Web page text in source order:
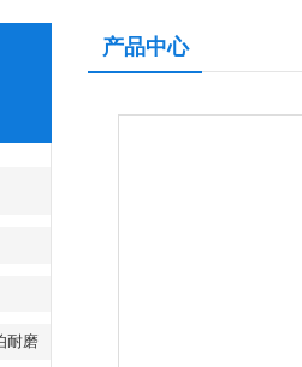
耐磨
产品中心